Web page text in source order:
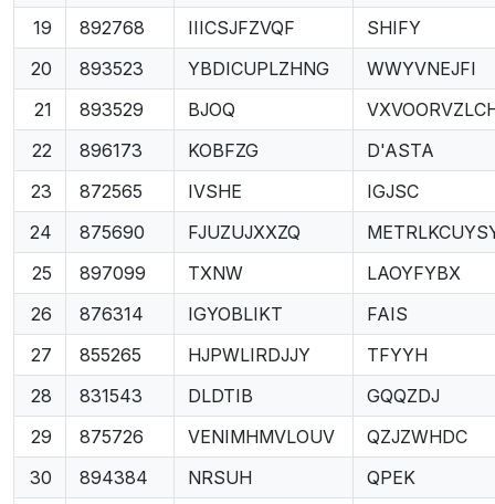
19 892768 IIICSJFZVQF
SHIFY
20
893523 YBDICUPLZHNG
WWYVNEJFI
21
893529 BJOQ
22
896173 KOBFZG
D'ASTA
23
872565 IVSHE
IGJSC
24
875690 FJUZUJXXZQ
25
897099 TXNW
LAOYFYBX
26
876314 IGYOBLIKT
FAIS
27
855265 HJPWLIRDJJY
TFYYH
28
831543 DLDTIB
GQQZDJ
29
875726 VENIMHMVLOUV
QZJZWHDC
30
894384 NRSUH
QPEK